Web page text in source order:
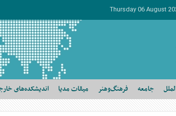
Thursday 06 August
جامعه فرهنگ‌وهنر میقات مدیا اندیشکده‌های